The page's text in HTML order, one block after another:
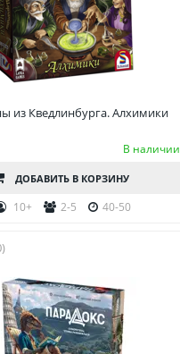
из Кведлинбурга. Алхимики
В наличии
ДОБАВИТЬ В КОРЗИНУ
10+ 2-5 40-50